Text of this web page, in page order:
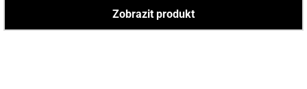
Zobrazit produkt